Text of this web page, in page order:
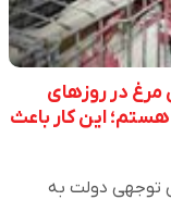
مرغ در روزهای
این کار باعث
توجهی دولت به